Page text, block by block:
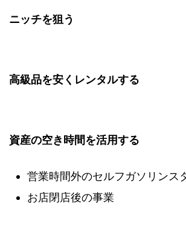
ニッチを狙う
高級品を安くレンタルする
資産の空き時間を活用する
営業時間外のセルフガソリンス
お店閉店後の事業